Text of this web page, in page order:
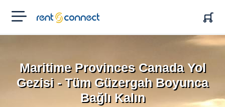
RENT'N
CONNECT
Maritime Provinces Canada Yol
Gezisi - Tüm Güzergah Boyunca
Bağlı Kalın